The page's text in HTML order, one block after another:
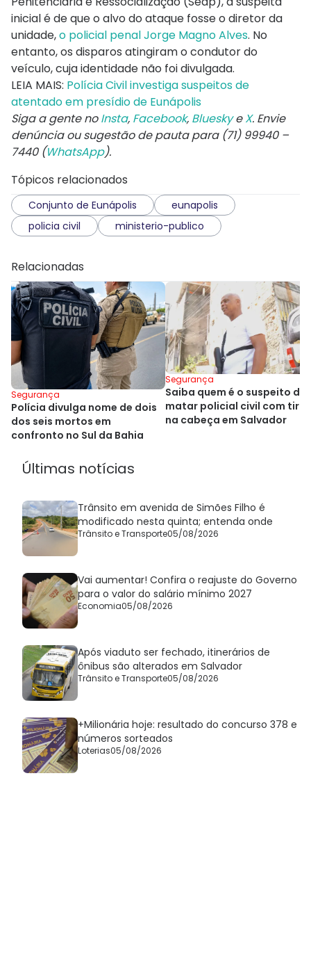
inicial é de que o alvo do ataque fosse o diretor da
unidade,o policial penal Jorge Magno Alves. No
entanto, os disparos atingiram o condutor do
veículo, cuja identidade não foi divulgada.
LEIA MAIS: Polícia Civil investiga suspeitos de
atentado em presídio de Eunápolis
Siga a gente noInsta, Facebook, BlueskyeX. Envie
denúncia ou sugestão de pauta para (71) 99940 –
7440 (WhatsApp).
Tópicos relacionados
Conjunto de Eunápolis
eunapolis
policia civil
ministerio-publico
Relacionadas
Segurança
Polícia divulga nome de dois
dos seis mortos em
confronto no Sul da Bahia
Segurança
Saiba quem é o suspeito de
matar policial civil com tiro
na cabeça em Salvador
Últimas notícias
Trânsito em avenida de Simões Filho é
modificado nesta quinta; entenda onde
Trânsito e Transporte05/08/2026
Vai aumentar! Confira o reajuste do Governo
para o valor do salário mínimo 2027
Economia05/08/2026
Após viaduto ser fechado, itinerários de
ônibus são alterados em Salvador
Trânsito e Transporte05/08/2026
+Milionária hoje: resultado do concurso 378 e
números sorteados
Loterias05/08/2026